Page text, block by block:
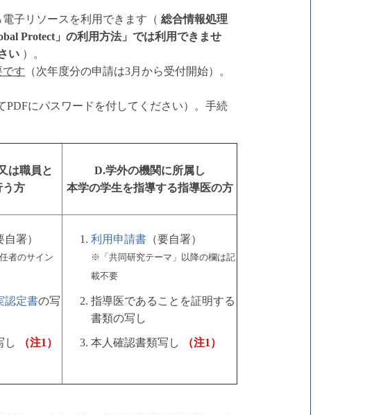
子リソースを利用できます（ 総合情報処理
Protect」の利用方法」では利用できませ
い ）。
です （次年度分の申請は3月から受付開始）。
PDFにパスワードを付してください）。手続
は職員と
う方
D.学外の機関に所属し
本学の学生を指導する指導医の方
自署）
者のサイン
認定書の写
し （注1）
利用申請書 （要自署）
※「共同研究テーマ」以降の欄は記
載不要
指導医であることを証明する
書類の写し
本人確認書類写し （注1）